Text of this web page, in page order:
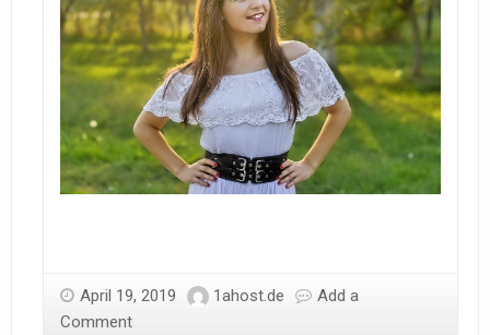
April 19, 2019 1ahost.de
Add a
Comment